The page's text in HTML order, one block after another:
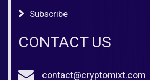
Subscribe
CONTACT US
contact@cryptomixt.com